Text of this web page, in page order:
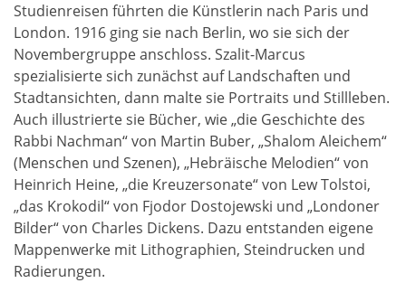
Studienreisen führten die Künstlerin nach Paris und
London. 1916 ging sie nach Berlin, wo sie sich der
Novembergruppe anschloss. Szalit-Marcus
spezialisierte sich zunächst auf Landschaften und
Stadtansichten, dann malte sie Portraits und Stillleben.
Auch illustrierte sie Bücher, wie „die Geschichte des
Rabbi Nachman“ von Martin Buber, „Shalom Aleichem“
(Menschen und Szenen), „Hebräische Melodien“ von
Heinrich Heine, „die Kreuzersonate“ von Lew Tolstoi,
„das Krokodil“ von Fjodor Dostojewski und „Londoner
Bilder“ von Charles Dickens. Dazu entstanden eigene
Mappenwerke mit Lithographien, Steindrucken und
Radierungen.